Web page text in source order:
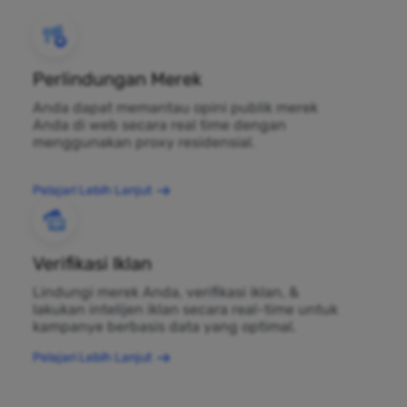
Perlindungan Merek
Anda dapat memantau opini publik merek
Anda di web secara real time dengan
menggunakan proxy residensial.
Pelajari Lebih Lanjut
Verifikasi Iklan
Lindungi merek Anda, verifikasi iklan, &
lakukan intelijen iklan secara real-time untuk
kampanye berbasis data yang optimal.
Pelajari Lebih Lanjut